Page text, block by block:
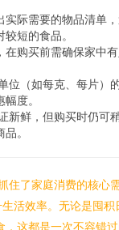
实际需要的物品清单
短的食品。
在购买前需确保家中
位（如每克、每片）
度。
新鲜，但购买时仍可
。
住了家庭消费的核心
活效率。无论是囤积
，这都是一次不容错